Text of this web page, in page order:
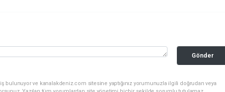
Gönder
bulunuyor ve kanalakdeniz.com sitesine yaptığınız yorumunuzla ilgili doğrudan veya